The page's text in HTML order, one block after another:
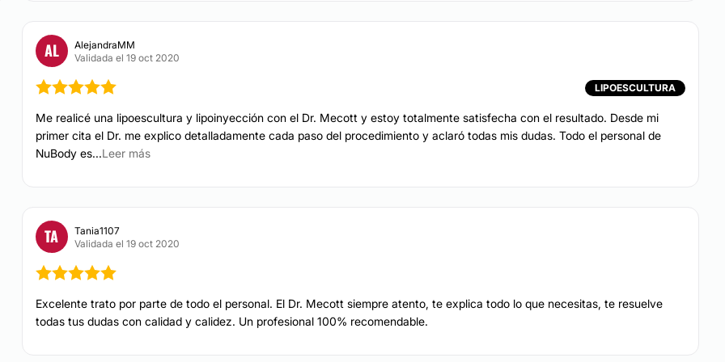
La rinoplastia es uno de los procedimientos más variados en la cirugía plástica.
Esto es debido a que los procedimientos necesarios para lograr tu nariz ideal
El aumento de busto es uno de los procedimiento estéticos mas solicitados, ya
que realza la feminidad. Los resultados son inmediatos, con un riesgo mínimo y
AL
AlejandraMM
Validada el 19 oct 2020
LIPOESCULTURA
Me realicé una lipoescultura y lipoinyección con el Dr. Mecott y estoy totalmente satisfecha con el resultado. Desde mi
primer cita el Dr. me explico detalladamente cada paso del procedimiento y aclaró todas mis dudas. Todo el personal de
NuBody es...Leer más
TA
Tania1107
Validada el 19 oct 2020
Excelente trato por parte de todo el personal. El Dr. Mecott siempre atento, te explica todo lo que necesitas, te resuelve
todas tus dudas con calidad y calidez. Un profesional 100% recomendable.